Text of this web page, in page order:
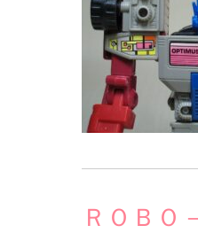
ＲＯＢ